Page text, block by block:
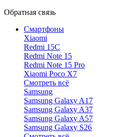
Обратная связь
Смартфоны
Xiaomi
Redmi 15C
Redmi Note 15
Redmi Note 15 Pro
Xiaomi Poco X7
Смотреть всё
Samsung
Samsung Galaxy A17
Samsung Galaxy A37
Samsung Galaxy A57
Samsung Galaxy S26